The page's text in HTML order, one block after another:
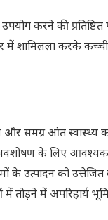
करने की
में शामिलला करके
समग्र आंत स्वास्थ्य
के लिए
उत्पादन को उत्तेजित
में अपरिहार्य